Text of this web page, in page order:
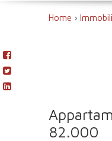
Home › Immobili
82.000